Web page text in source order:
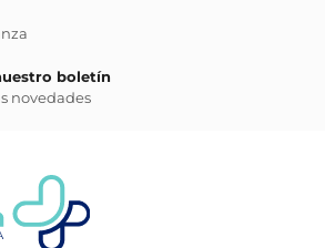
boletín
novedades